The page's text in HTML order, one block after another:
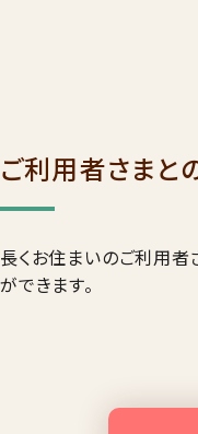
ご利用者さまと
長くお住まいのご利用者
ができます。